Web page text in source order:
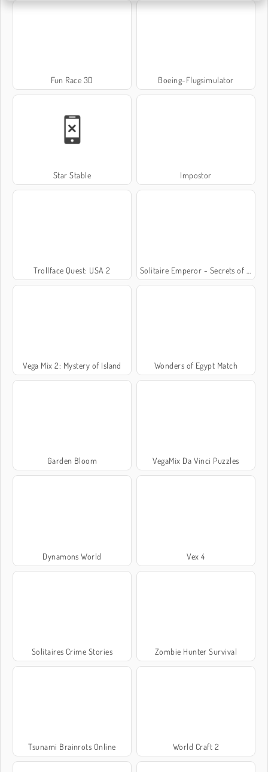
Fun Race 3D Boeing-Flugsimulator
Star Stable Impostor
Trollface Quest: USA 2 Solitaire Emperor - Secrets of Fate
Vega Mix 2: Mystery of Island Wonders of Egypt Match
Garden Bloom VegaMix Da Vinci Puzzles
Dynamons World Vex 4
Solitaires Crime Stories Zombie Hunter Survival
Tsunami Brainrots Online World Craft 2